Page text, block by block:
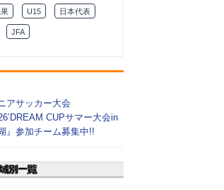
U15 日本代表
JFA
アサッカー大会
CUPサマー大会in
』参加チーム募集中!!